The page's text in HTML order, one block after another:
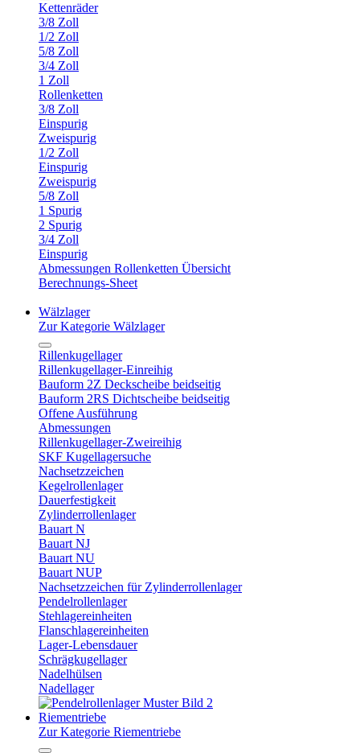
Kettenräder
3/8 Zoll
1/2 Zoll
5/8 Zoll
3/4 Zoll
1 Zoll
Rollenketten
3/8 Zoll
Einspurig
Zweispurig
1/2 Zoll
Einspurig
Zweispurig
5/8 Zoll
1 Spurig
2 Spurig
3/4 Zoll
Einspurig
Abmessungen Rollenketten Übersicht
Berechnungs-Sheet
Wälzlager
Zur Kategorie Wälzlager
Rillenkugellager
Rillenkugellager-Einreihig
Bauform 2Z Deckscheibe beidseitig
Bauform 2RS Dichtscheibe beidseitig
Offene Ausführung
Abmessungen
Rillenkugellager-Zweireihig
SKF Kugellagersuche
Nachsetzzeichen
Kegelrollenlager
Dauerfestigkeit
Zylinderrollenlager
Bauart N
Bauart NJ
Bauart NU
Bauart NUP
Nachsetzzeichen für Zylinderrollenlager
Pendelrollenlager
Stehlagereinheiten
Flanschlagereinheiten
Lager-Lebensdauer
Schrägkugellager
Nadelhülsen
Nadellager
Riementriebe
Zur Kategorie Riementriebe